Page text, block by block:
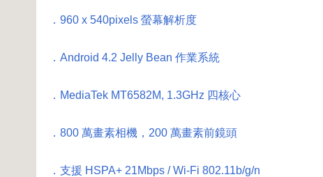
．960 x 540pixels 螢幕解析度
．Android 4.2 Jelly Bean 作業系統
．MediaTek MT6582M, 1.3GHz 四核心
．800 萬畫素相機，200 萬畫素前鏡頭
．支援 HSPA+ 21Mbps / Wi-Fi 802.11b/g/n